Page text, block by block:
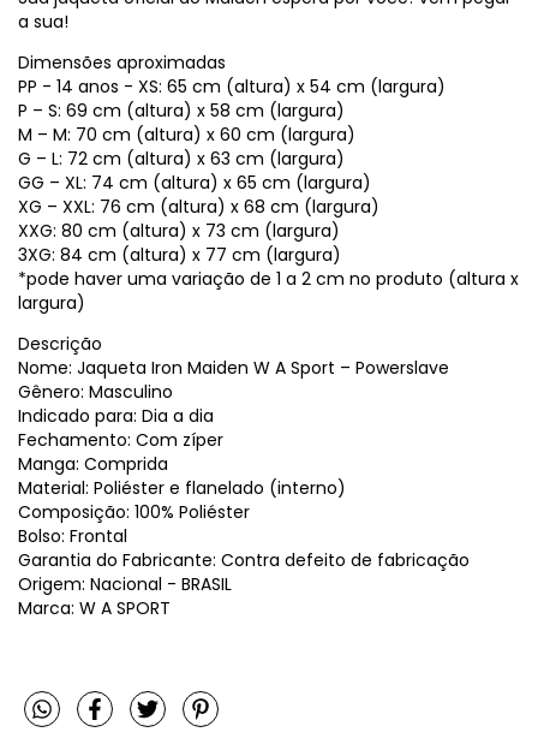
a sua!
Dimensões aproximadas
PP - 14 anos - XS: 65 cm (altura) x 54 cm (largura)
P – S: 69 cm (altura) x 58 cm (largura)
M – M: 70 cm (altura) x 60 cm (largura)
G – L: 72 cm (altura) x 63 cm (largura)
GG – XL: 74 cm (altura) x 65 cm (largura)
XG – XXL: 76 cm (altura) x 68 cm (largura)
XXG: 80 cm (altura) x 73 cm (largura)
3XG: 84 cm (altura) x 77 cm (largura)
*pode haver uma variação de 1 a 2 cm no produto (altura x
largura)
Descrição
Nome: Jaqueta Iron Maiden W A Sport – Powerslave
Gênero: Masculino
Indicado para: Dia a dia
Fechamento: Com zíper
Manga: Comprida
Material: Poliéster e flanelado (interno)
Composição: 100% Poliéster
Bolso: Frontal
Garantia do Fabricante: Contra defeito de fabricação
Origem: Nacional - BRASIL
Marca: W A SPORT